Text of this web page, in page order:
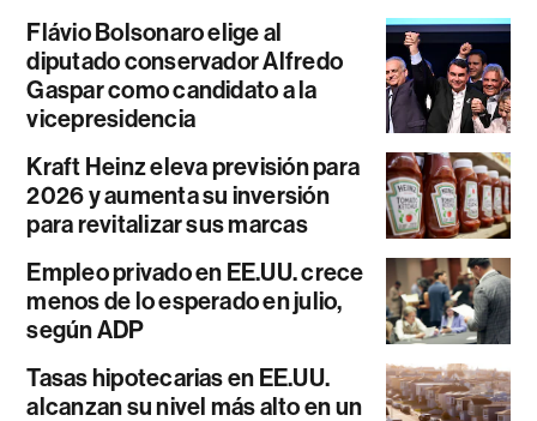
Flávio Bolsonaro elige al
diputado conservador Alfredo
Gaspar como candidato a la
vicepresidencia
Kraft Heinz eleva previsión para
2026 y aumenta su inversión
para revitalizar sus marcas
Empleo privado en EE.UU. crece
menos de lo esperado en julio,
según ADP
Tasas hipotecarias en EE.UU.
alcanzan su nivel más alto en un